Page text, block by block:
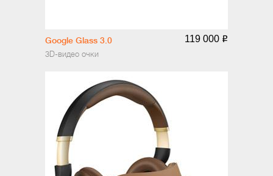
Google Glass 3.0
3D-видео очки
119 000 o